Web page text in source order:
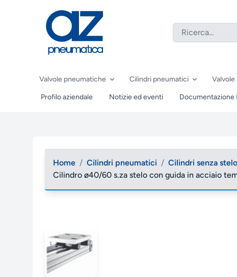
Valvole pneumatiche Cilindri pneumatici
Profilo aziendale Notizie ed eventi Documentazione
Home / Cilindri pneumatici / Cilindri senza stelo
Cilindro ø40/60 s.za stelo con guida in acciaio